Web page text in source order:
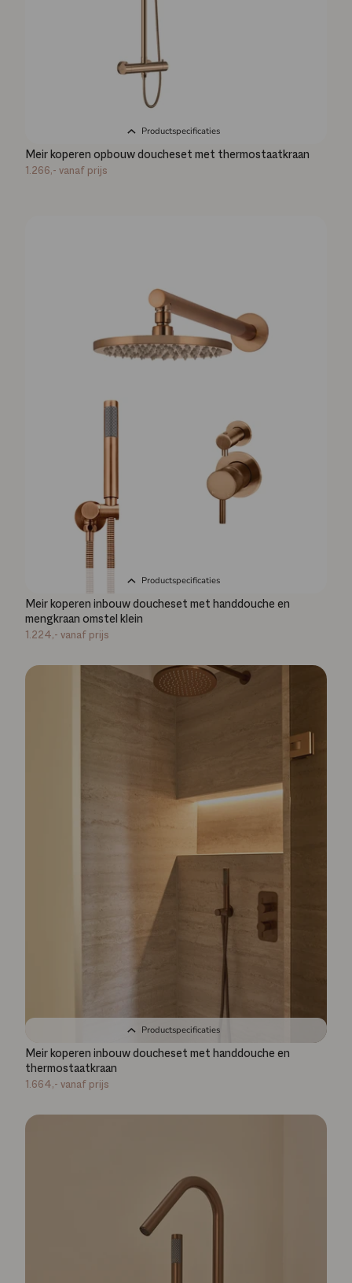
Productspecificaties
Meir koperen opbouw doucheset met thermostaatkraan
1.266,- vanaf prijs
Productspecificaties
Meir koperen inbouw doucheset met handdouche en
mengkraan omstel klein
1.224,- vanaf prijs
Productspecificaties
Meir koperen inbouw doucheset met handdouche en
thermostaatkraan
1.664,- vanaf prijs